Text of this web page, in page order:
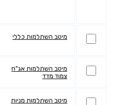
מיטב השתלמות כללי
מיטב השתלמות אג"ח
צמוד מדד
מיטב השתלמות מניות